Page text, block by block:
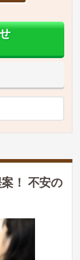
！ 不安の